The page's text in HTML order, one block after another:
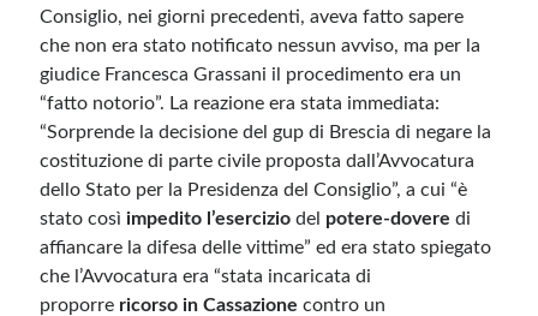
Consiglio, nei giorni precedenti, aveva fatto sapere
che non era stato notificato nessun avviso, ma per la
giudice Francesca Grassani il procedimento era un
“fatto notorio”. La reazione era stata immediata:
“Sorprende la decisione del gup di Brescia di negare la
costituzione di parte civile proposta dall’Avvocatura
dello Stato per la Presidenza del Consiglio”, a cui “è
stato così impedito l’esercizio del potere-dovere di
affiancare la difesa delle vittime” ed era stato spiegato
che l’Avvocatura era “stata incaricata di
proporre ricorso in Cassazione contro un